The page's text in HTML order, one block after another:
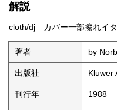
解説
cloth/dj カバー一部擦れイ
著者 by
出版社 Kluwer
刊行年 1988